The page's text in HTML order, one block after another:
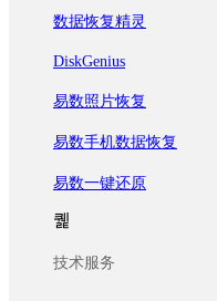
数据恢复精灵
DiskGenius
易数照片恢复
易数手机数据恢复
易数一键还原
퀥
技术服务